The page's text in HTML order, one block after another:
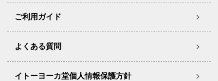
ご利用ガイド
よくある質問
イトーヨーカ堂個人情報保護方針